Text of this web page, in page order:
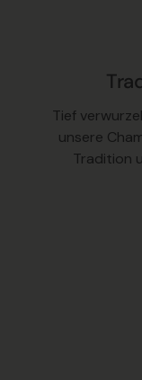
Tief
unsere
Tradition